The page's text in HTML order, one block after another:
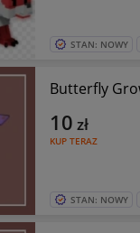
STAN: NOWY
Butterfly
KUP TERAZ
10 zł
STAN: NOWY